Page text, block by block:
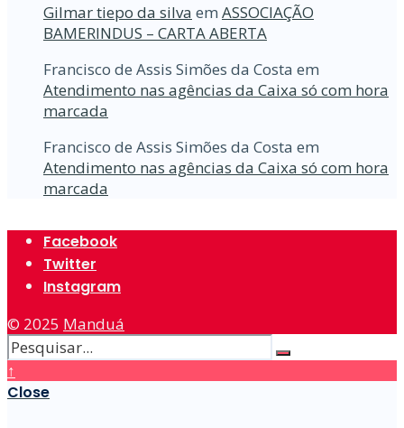
Gilmar tiepo da silva em ASSOCIAÇÃO
BAMERINDUS – CARTA ABERTA
Francisco de Assis Simões da Costa em
Atendimento nas agências da Caixa só com hora
marcada
Francisco de Assis Simões da Costa em
Atendimento nas agências da Caixa só com hora
marcada
Facebook
Twitter
Instagram
© 2025 Manduá
↑
Close